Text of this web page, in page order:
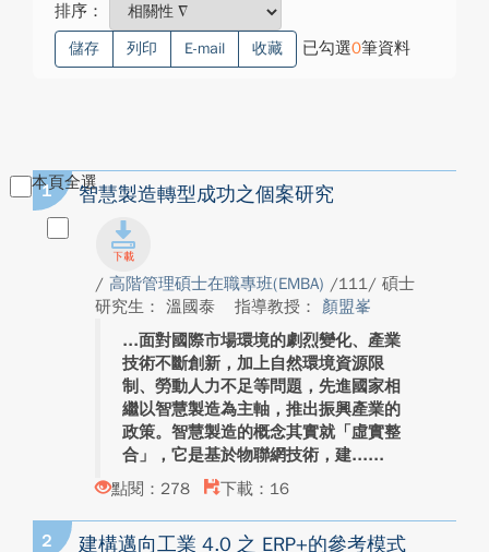
排序：
儲存 列印 E-mail 收藏 已勾選0筆資料
本頁全選
1 智慧製造轉型成功之個案研究
/ 高階管理碩士在職專班(EMBA) /111/ 碩士
研究生： 溫國泰
指導教授： 顏盟峯
面對國際市場環境的劇烈變化、產業
技術不斷創新，加上自然環境資源限
制、勞動人力不足等問題，先進國家相
繼以智慧製造為主軸，推出振興產業的
政策。智慧製造的概念其實就「虛實整
合」，它是基於物聯網技術，建...
點閱：278
下載：16
2 建構邁向工業 4.0 之 ERP+的參考模式